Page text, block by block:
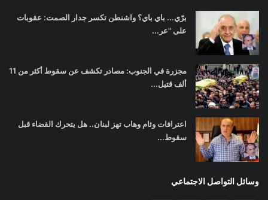
برّي... باي باي؟ واشنطن تكسر جدار الصمت: عقوبات
على "عر...
مجزرة في الجنوب: مصادر تكشف عن سقوط أكثر من 11
ألف قتيل...
اعترافات وئام وهاب تهز لبنان.. هل يتحرك القضاء قبل
سقوط...
وسائل التواصل الاجتماعي